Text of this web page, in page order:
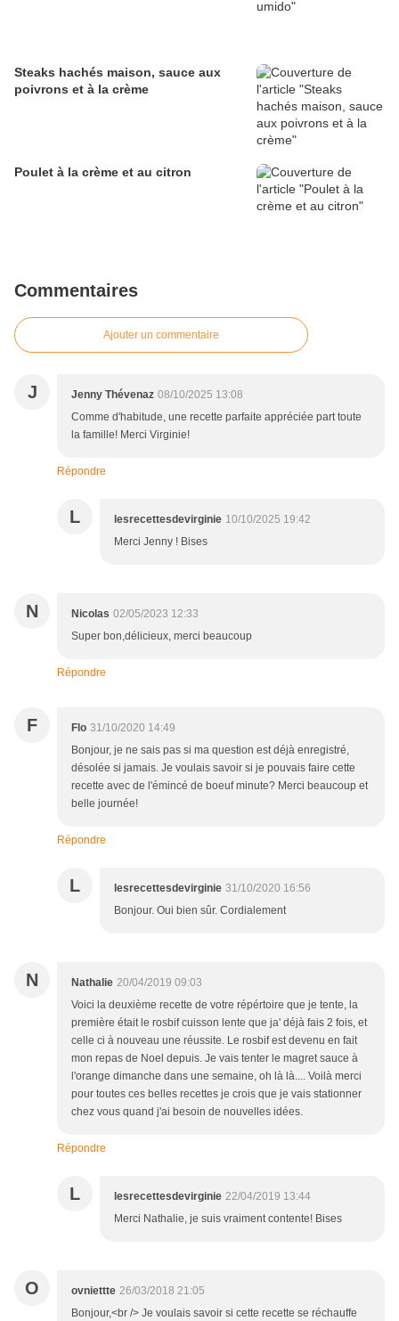
Steaks hachés maison, sauce aux
poivrons et à la crème
Poulet à la crème et au citron
Commentaires
Ajouter un commentaire
J Jenny Thévenaz 08/10/2025 13:08
Comme d'habitude, une recette parfaite appréciée part toute
la famille! Merci Virginie!
Répondre
L lesrecettesdevirginie 10/10/2025 19:42
Merci Jenny ! Bises
N Nicolas 02/05/2023 12:33
Super bon,délicieux, merci beaucoup
Répondre
F Flo 31/10/2020 14:49
Bonjour, je ne sais pas si ma question est déjà enregistré,
désolée si jamais. Je voulais savoir si je pouvais faire cette
recette avec de l'émincé de boeuf minute? Merci beaucoup et
belle journée!
Répondre
L lesrecettesdevirginie 31/10/2020 16:56
Bonjour. Oui bien sûr. Cordialement
N Nathalie 20/04/2019 09:03
Voici la deuxième recette de votre répértoire que je tente, la
première était le rosbif cuisson lente que ja' déjà fais 2 fois, et
celle ci à nouveau une réussite. Le rosbif est devenu en fait
mon repas de Noel depuis. Je vais tenter le magret sauce à
l'orange dimanche dans une semaine, oh là là.... Voilà merci
pour toutes ces belles recettes je crois que je vais stationner
chez vous quand j'ai besoin de nouvelles idées.
Répondre
L lesrecettesdevirginie 22/04/2019 13:44
Merci Nathalie, je suis vraiment contente! Bises
O ovniettte 26/03/2018 21:05
Bonjour,<br /> Je voulais savoir si cette recette se réchauffe